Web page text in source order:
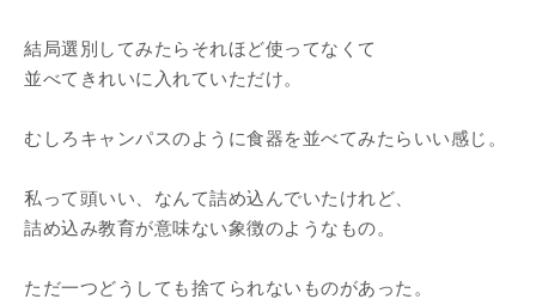
結局選別してみたらそれほど使ってなくて
並べてきれいに入れていただけ。
むしろキャンパスのように食器を並べてみたらいい感じ。
私って頭いい、なんて詰め込んでいたけれど、
詰め込み教育が意味ない象徴のようなもの。
ただ一つどうしても捨てられないものがあった。